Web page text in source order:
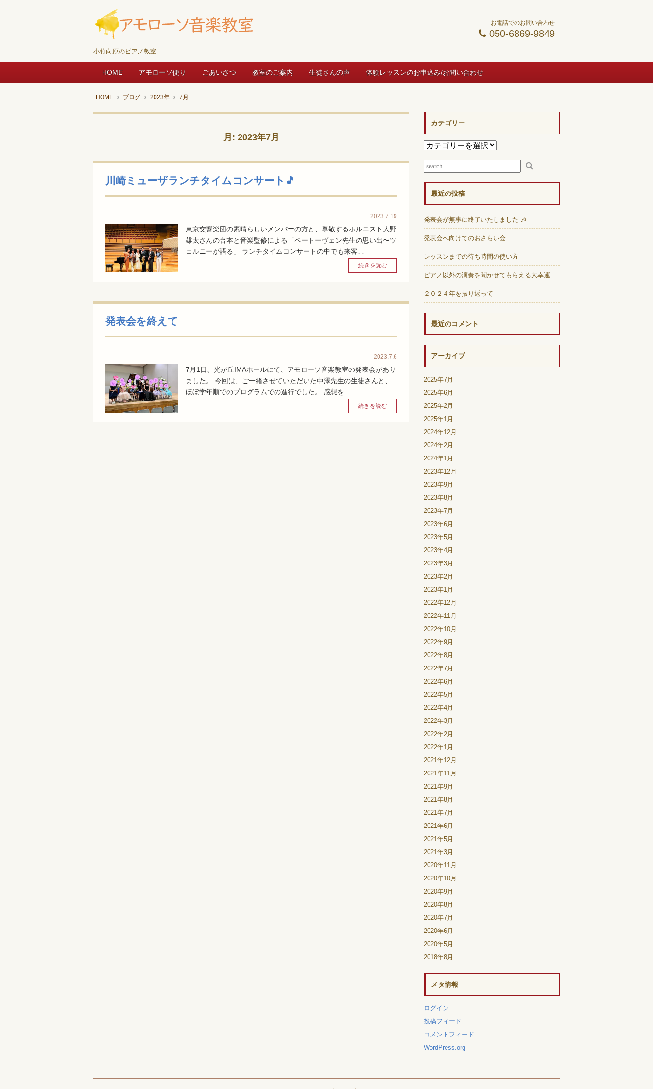
小竹向原のピアノ教室
お電話でのお問い合わせ
050-6869-9849
HOME アモローソ便り ごあいさつ 教室のご案内 生徒さんの声 体験レッスンのお申込み/お問い合わせ
HOME ブログ 2023年 7月
月: 2023年7月
川崎ミューザランチタイムコンサート🎵
2023.7.19
東京交響楽団の素晴らしいメンバーの方と、尊敬するホルニスト大野
雄太さんの台本と音楽監修による「ベートーヴェン先生の思い出〜ツ
ェルニーが語る」 ランチタイムコンサートの中でも来客…
続きを読む
発表会を終えて
2023.7.6
7月1日、光が丘IMAホールにて、アモローソ音楽教室の発表会があり
ました。 今回は、ご一緒させていただいた中澤先生の生徒さんと、
ほぼ学年順でのプログラムでの進行でした。 感想を…
続きを読む
カテゴリー
最近の投稿
発表会が無事に終了いたしました 🎶
発表会へ向けてのおさらい会
レッスンまでの待ち時間の使い方
ピアノ以外の演奏を聞かせてもらえる大幸運
２０２４年を振り返って
最近のコメント
アーカイブ
2025年7月
2025年6月
2025年2月
2025年1月
2024年12月
2024年2月
2024年1月
2023年12月
2023年9月
2023年8月
2023年7月
2023年6月
2023年5月
2023年4月
2023年3月
2023年2月
2023年1月
2022年12月
2022年11月
2022年10月
2022年9月
2022年8月
2022年7月
2022年6月
2022年5月
2022年4月
2022年3月
2022年2月
2022年1月
2021年12月
2021年11月
2021年9月
2021年8月
2021年7月
2021年6月
2021年5月
2021年3月
2020年11月
2020年10月
2020年9月
2020年8月
2020年7月
2020年6月
2020年5月
2018年8月
メタ情報
ログイン
投稿フィード
コメントフィード
WordPress.org